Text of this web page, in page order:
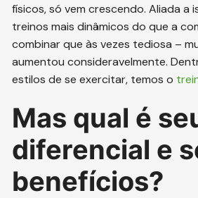
físicos, só vem crescendo. Aliada a
treinos mais dinâmicos do que a
combinar que às vezes tediosa –
aumentou consideravelmente.
estilos de se exercitar, temos o
Mas qual é
diferencial e
benefícios?